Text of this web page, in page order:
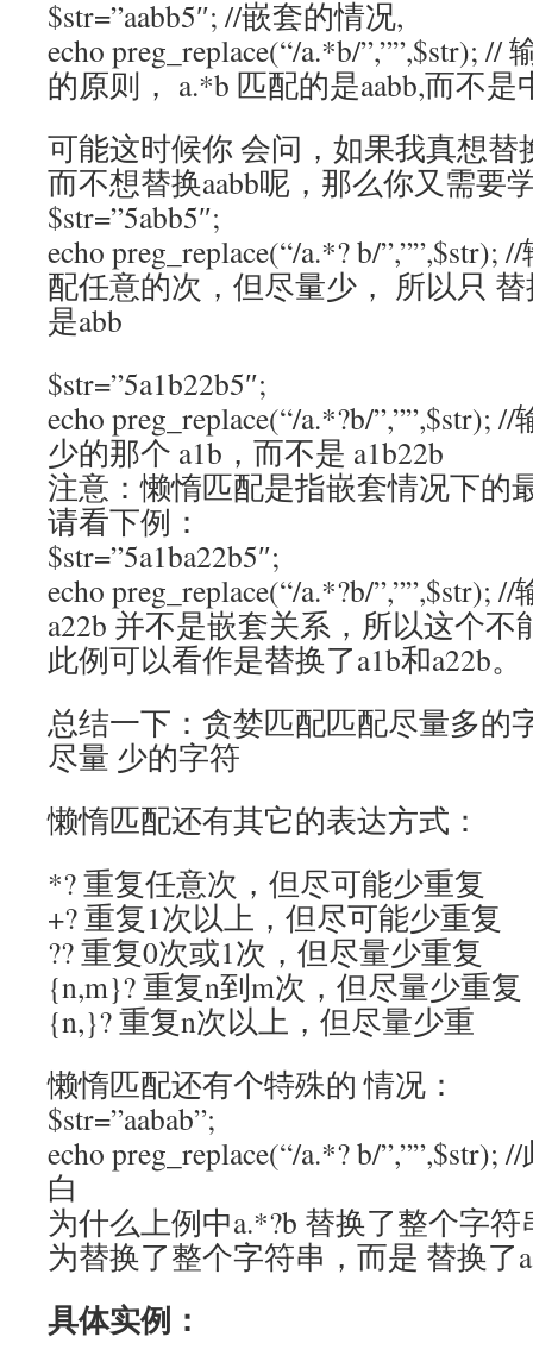
$str=”aabb5″; //嵌套的情况,
echo preg_replace(“/a.*b/”,””,$str);
的原则， a.*b 匹配的是aabb,而不是
可能这时候你 会问，如果我真想替
而不想替换aabb呢，那么你又需要
$str=”5abb5″;
echo preg_replace(“/a.*? b/”,””,$str);
配任意的次，但尽量少， 所以只 替
是abb
$str=”5a1b22b5″;
echo preg_replace(“/a.*?b/”,””,$str);
少的那个 a1b，而不是 a1b22b
注意：懒惰匹配是指嵌套情况下的
请看下例：
$str=”5a1ba22b5″;
echo preg_replace(“/a.*?b/”,””,$str);
a22b 并不是嵌套关系，所以这个
此例可以看作是替换了a1b和a22b。
总结一下：贪婪匹配匹配尽量多的
尽量 少的字符
懒惰匹配还有其它的表达方式：
*? 重复任意次，但尽可能少重复
+? 重复1次以上，但尽可能少重复
?? 重复0次或1次，但尽量少重复
{n,m}? 重复n到m次，但尽量少重复
{n,}? 重复n次以上，但尽量少重
懒惰匹配还有个特殊的 情况：
$str=”aabab”;
echo preg_replace(“/a.*? b/
白
为什么上例中a.*?b 替换了整个字
为替换了整个字符串，而是 替换了
具体实例：